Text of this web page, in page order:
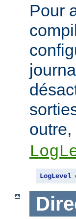
Pour
outre,
LogLevel